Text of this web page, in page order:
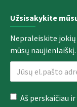
Užsisakykite
Nepraleiskite jokių
mūsų naujienlaiškį.
Aš perskaičiau